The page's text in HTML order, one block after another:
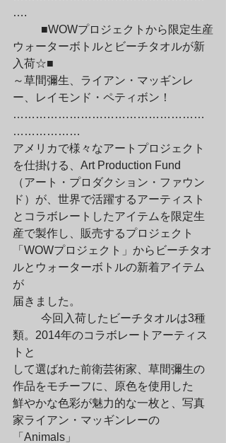
….
ウォーターボトルとビーチタオルが新
入荷☆■
～草間彌生、ライアン・マッギンレ
ー、レイモンド・ペティボン！
……………………………………………
………………
アメリカで様々なアートプロジェクト
を仕掛ける、Art Production Fund
（アート・プロダクション・ファウン
ド）が、世界で活躍するアーティスト
とコラボレートしたアイテムを限定生
産で製作し、販売するプロジェクト
「WOWプロジェクト」からビーチタオ
ルとウォーターボトルの新着アイテム
が
届きました。
類。2014年のコラボレートアーティス
トと
して選ばれた前衛芸術家、草間彌生の
作品をモチーフに、原色を使用した
鮮やかな色彩が魅力的な一枚と、写真
家ライアン・マッギンレーの
「Animals」